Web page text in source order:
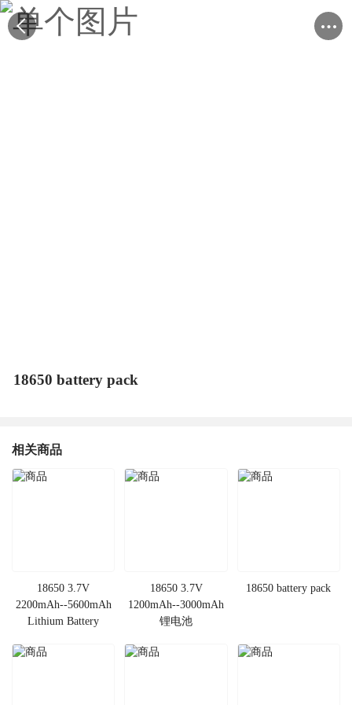
18650 battery pack
相关商品
18650 3.7V
2200mAh--5600mAh
Lithium Battery
18650 3.7V
1200mAh--3000mAh
锂电池
18650 battery pack